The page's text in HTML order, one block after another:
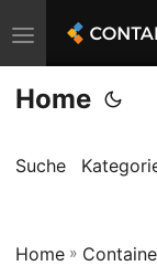
T
o
g
l
a
Home
Suche
Home »